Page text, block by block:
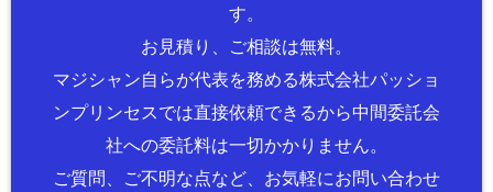
す。
お見積り、ご相談は無料。
マジシャン自らが代表を務める株式会社パッショ
ンプリンセスでは直接依頼できるから中間委託会
社への委託料は一切かかりません。
ご質問、ご不明な点など、お気軽にお問い合わせ